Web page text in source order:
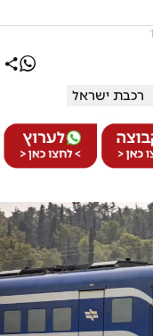
רכבת ישראל